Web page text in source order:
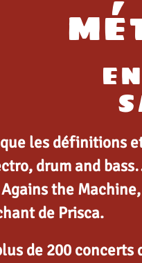
que les définitions
drum and
Agains the
de Prisca.
de 200